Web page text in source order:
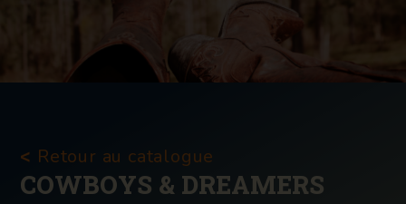
< Retour au catalogue
COWBOYS & DREAMERS